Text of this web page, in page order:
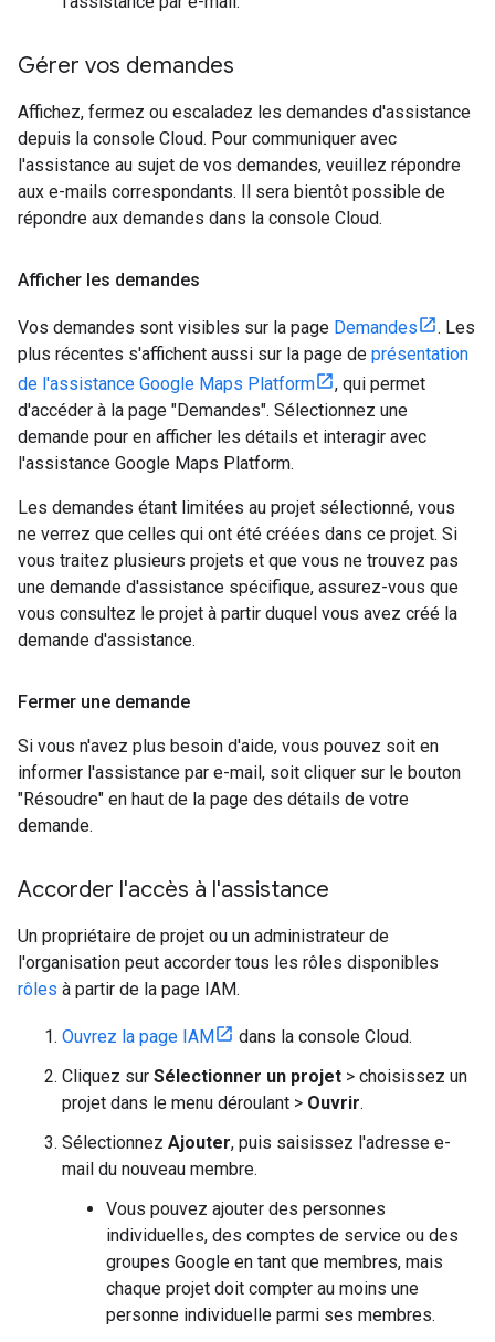
Gérer vos demandes
Affichez, fermez ou escaladez les demandes d'assistance
depuis la console Cloud. Pour communiquer avec
l'assistance au sujet de vos demandes, veuillez répondre
aux e-mails correspondants. Il sera bientôt possible de
répondre aux demandes dans la console Cloud.
Afficher les demandes
Vos demandes sont visibles sur la page Demandes
. Les
plus récentes s'affichent aussi sur la page de présentation
de l'assistance Google Maps Platform
, qui permet
d'accéder à la page "Demandes". Sélectionnez une
demande pour en afficher les détails et interagir avec
l'assistance Google Maps Platform.
Les demandes étant limitées au projet sélectionné, vous
ne verrez que celles qui ont été créées dans ce projet. Si
vous traitez plusieurs projets et que vous ne trouvez pas
une demande d'assistance spécifique, assurez-vous que
vous consultez le projet à partir duquel vous avez créé la
demande d'assistance.
Fermer une demande
Si vous n'avez plus besoin d'aide, vous pouvez soit en
informer l'assistance par e-mail, soit cliquer sur le bouton
"Résoudre" en haut de la page des détails de votre
demande.
Accorder l'accès à l'assistance
Un propriétaire de projet ou un administrateur de
l'organisation peut accorder tous les rôles disponibles
rôles à partir de la page IAM.
Ouvrez la page IAM
dans la console Cloud.
Cliquez sur Sélectionner un projet > choisissez un
projet dans le menu déroulant > Ouvrir.
Sélectionnez Ajouter, puis saisissez l'adresse e-
mail du nouveau membre.
Vous pouvez ajouter des personnes
individuelles, des comptes de service ou des
groupes Google en tant que membres, mais
chaque projet doit compter au moins une
personne individuelle parmi ses membres.